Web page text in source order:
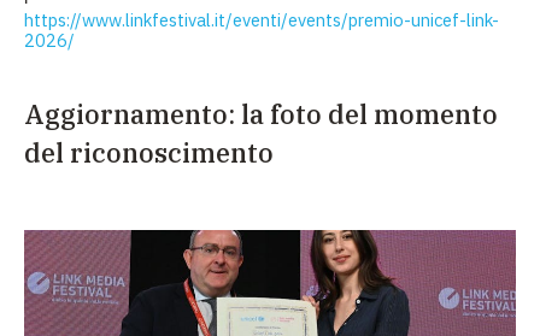
https://www.linkfestival.it/eventi/events/premio-unicef-link-
2026/
Aggiornamento: la foto del momento
del riconoscimento